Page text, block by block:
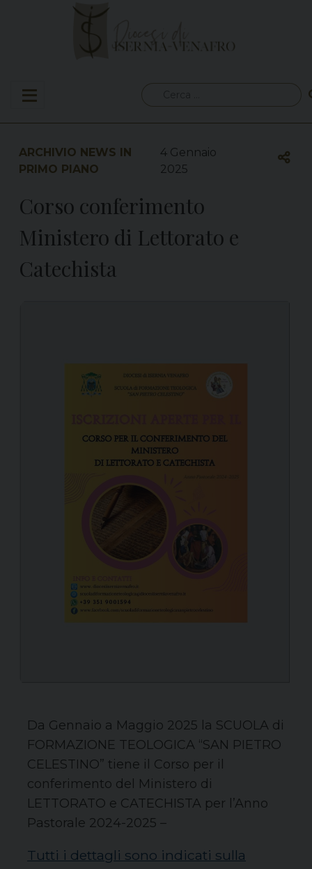
per:
ARCHIVIO NEWS IN
PRIMO PIANO
4 Gennaio
2025
Corso conferimento
Ministero di Lettorato e
Catechista
Da Gennaio a Maggio 2025 la SCUOLA di
FORMAZIONE TEOLOGICA “SAN PIETRO
CELESTINO” tiene il Corso per il
conferimento del Ministero di
LETTORATO e CATECHISTA per l’Anno
Pastorale 2024-2025 –
Tutti i dettagli sono indicati sulla